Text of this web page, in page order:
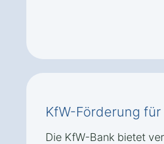
KfW-Förderung
Die KfW-Bank bietet